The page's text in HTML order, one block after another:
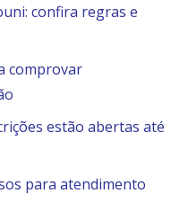
confira regras e
comprovar
estão abertas até
para atendimento